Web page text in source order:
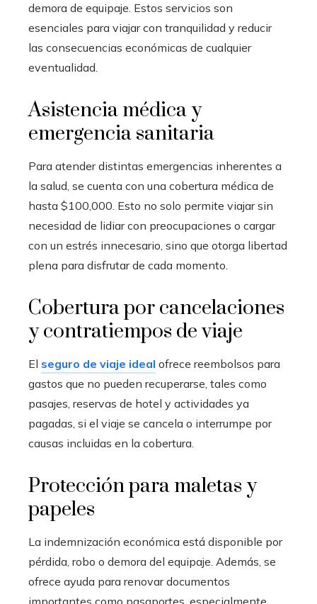
demora de equipaje. Estos servicios son
esenciales para viajar con tranquilidad y reducir
las consecuencias económicas de cualquier
eventualidad.
Asistencia médica y
emergencia sanitaria
Para atender distintas emergencias inherentes a
la salud, se cuenta con una cobertura médica de
hasta $100,000. Esto no solo permite viajar sin
necesidad de lidiar con preocupaciones o cargar
con un estrés innecesario, sino que otorga libertad
plena para disfrutar de cada momento.
Cobertura por cancelaciones
y contratiempos de viaje
El seguro de viaje ideal ofrece reembolsos para
gastos que no pueden recuperarse, tales como
pasajes, reservas de hotel y actividades ya
pagadas, si el viaje se cancela o interrumpe por
causas incluidas en la cobertura.
Protección para maletas y
papeles
La indemnización económica está disponible por
pérdida, robo o demora del equipaje. Además, se
ofrece ayuda para renovar documentos
importantes como pasaportes, especialmente